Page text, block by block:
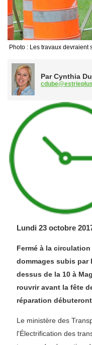
Photo : Les travaux devraient
Par Cynthia
Lundi 23 octobre
Fermé à la
dommages subis par
dessus de la 10 à
rouvrir avant la fête
réparation
Le ministère des
l'Électrification des